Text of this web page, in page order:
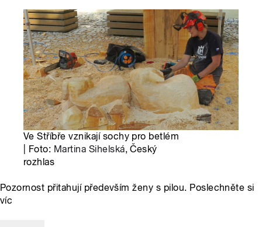
Ve Stříbře vznikají sochy pro betlém
| Foto: Martina Sihelská, Český
rozhlas
Pozornost přitahují především ženy s pilou. Poslechněte si
víc